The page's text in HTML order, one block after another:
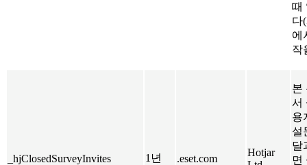
때
다
에
작
_hjClosedSurveyInvites 1년 .eset.com
Hotjar
본
서
용
설
달
면